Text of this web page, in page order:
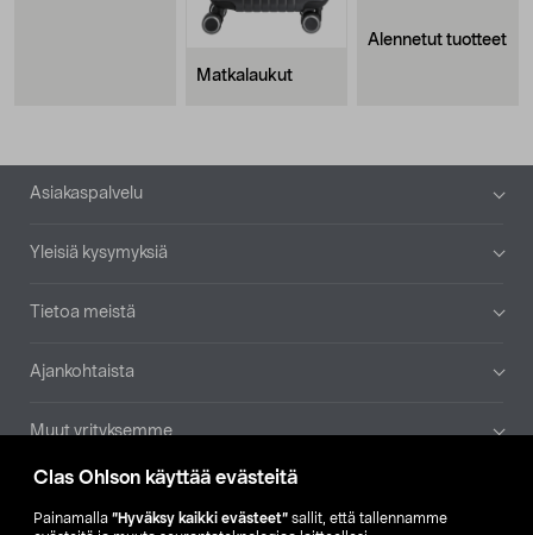
Clas Ohlson käyttää evästeitä
Painamalla ”Hyväksy kaikki evästeet” sallit, että tallennamme
Matkalaukut
Alennetut tuotteet
Alatunniste
Asiakaspalvelu
Yleisiä kysymyksiä
Tietoa meistä
Ajankohtaista
Muut yrityksemme
Etsi myymälä